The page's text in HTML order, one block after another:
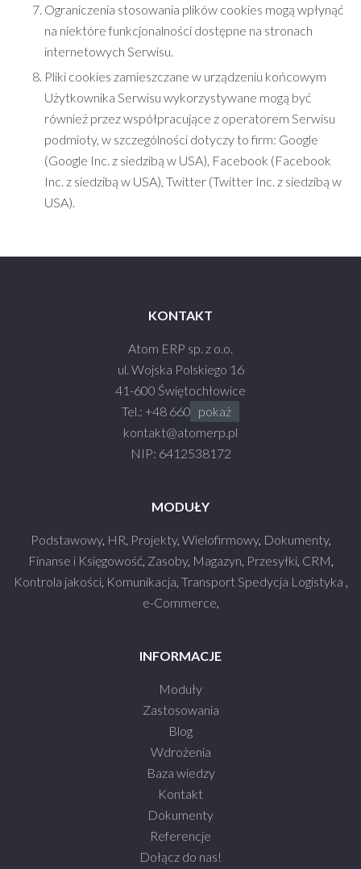
Ograniczenia stosowania plików cookies mogą wpłynąć
na niektóre funkcjonalności dostępne na stronach
internetowych Serwisu.
Pliki cookies zamieszczane w urządzeniu końcowym
Użytkownika Serwisu wykorzystywane mogą być
również przez współpracujące z operatorem Serwisu
podmioty, w szczególności dotyczy to firm: Google
(Google Inc. z siedzibą w USA), Facebook (Facebook
Inc. z siedzibą w USA), Twitter (Twitter Inc. z siedzibą w
USA).
KONTAKT
Atom ERP sp. z o.o.
ul. Wojska Polskiego 16
41-600 Świętochłowice
Tel.: +48 660 990 930
pokaż
kontakt@atomerp.pl
NIP: 6412538172
MODUŁY
Podstawowy, HR Projekty, Wielofirmowy, Dokumenty,
Finanse i Księgowość, Zasoby, Magazyn Przesyłki, CRM
Kontrola jakości, Komunikacja Transport Spedycja Logistyka
e-Commerce
INFORMACJE
Moduły
Zastosowania
Blog
Wdrożenia
Baza wiedzy
Kontakt
Dokumenty
Referencje
Dołącz do nas!